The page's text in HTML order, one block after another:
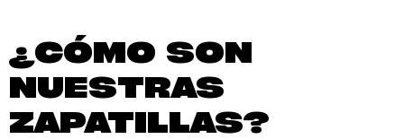
¿CÓMO SON
NUESTRAS
ZAPATILLAS?